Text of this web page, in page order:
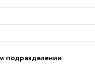
подразделении